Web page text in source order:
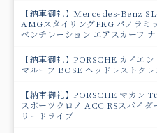
【納車御礼】Mercedes-Benz
AMGスタイリングPKG パノラミ
ベンチレーション エアスカーフ
【納車御礼】PORSCHE カイエ
マルーフ BOSE ヘッドレストクレ
【納車御礼】PORSCHE マカ
スポーツクロノ ACC RSスパイ
リードライブ